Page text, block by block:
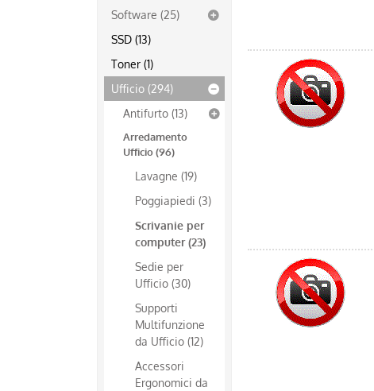
Software (25)
SSD (13)
Toner (1)
Ufficio (294)
Antifurto (13)
Arredamento
Ufficio (96)
Lavagne (19)
Poggiapiedi (3)
Scrivanie per
computer (23)
Sedie per
Ufficio (30)
Supporti
Multifunzione
da Ufficio (12)
Accessori
Ergonomici da